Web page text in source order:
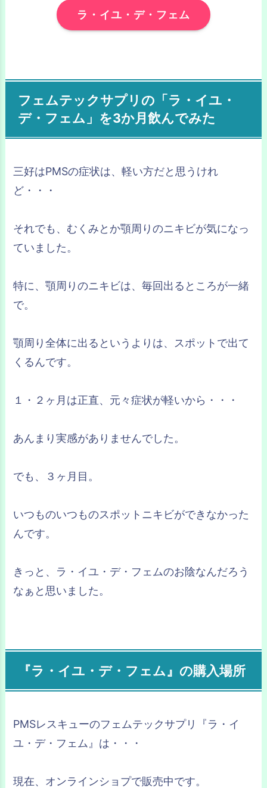
ラ・イユ・デ・フェム
フェムテックサプリの「ラ・イユ・
デ・フェム」を3か月飲んでみた
三好はPMSの症状は、軽い方だと思うけれ
ど・・・
それでも、むくみとか顎周りのニキビが気になっ
ていました。
特に、顎周りのニキビは、毎回出るところが一緒
で。
顎周り全体に出るというよりは、スポットで出て
くるんです。
１・２ヶ月は正直、元々症状が軽いから・・・
あんまり実感がありませんでした。
でも、３ヶ月目。
いつものいつものスポットニキビができなかった
んです。
きっと、ラ・イユ・デ・フェムのお陰なんだろう
なぁと思いました。
『ラ・イユ・デ・フェム』の購入場所
PMSレスキューのフェムテックサプリ『ラ・イ
ユ・デ・フェム』は・・・
現在、オンラインショプで販売中です。